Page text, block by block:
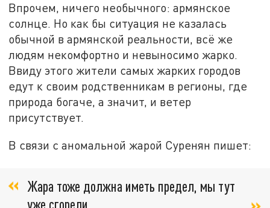
Впрочем, ничего необычного: армянское
солнце. Но как бы ситуация не казалась
обычной в армянской реальности, всё же
людям некомфортно и невыносимо жарко.
Ввиду этого жители самых жарких городов
едут к своим родственникам в регионы, где
природа богаче, а значит, и ветер
присутствует.
В связи с аномальной жарой Суренян пишет:
Жара тоже должна иметь предел, мы тут
уже сгорели.